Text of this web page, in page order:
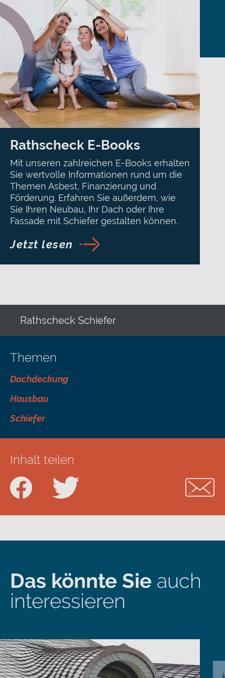
Rathscheck E-Books
Mit unseren zahlreichen E-Books erhalten
Sie wertvolle Informationen rund um die
Themen Asbest, Finanzierung und
Förderung. Erfahren Sie außerdem, wie
Sie Ihren Neubau, Ihr Dach oder Ihre
Fassade mit Schiefer gestalten können.
Jetzt lesen
Rathscheck Schiefer
Themen
Dachdeckung
Hausbau
Schiefer
Inhalt teilen
Das könnte Sie auch
interessieren